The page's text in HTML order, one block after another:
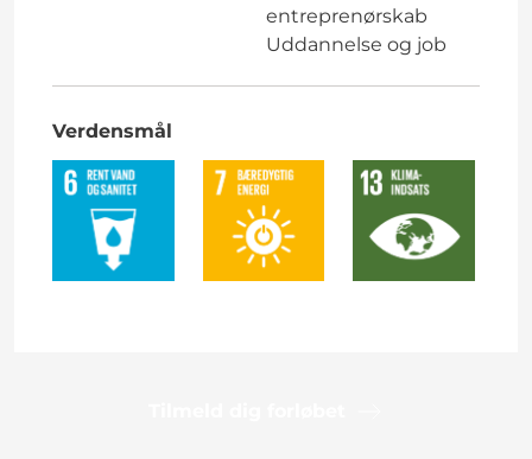
entreprenørskab
Uddannelse og job
Verdensmål